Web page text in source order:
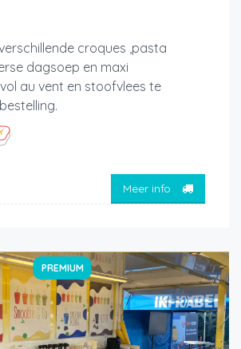
croques ,pasta
dagsoep en maxi
au vent en stoofvlees te
Meer info
PREMIUM